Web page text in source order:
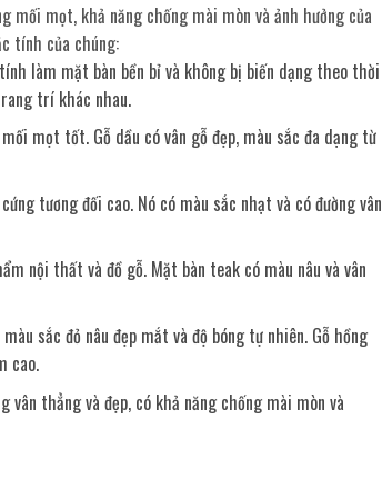
mối mọt, khả năng chống mài mòn và ảnh hưởng của
tính của chúng:
làm mặt bàn bền bỉ và không bị biến dạng theo thời
trí khác nhau.
mọt tốt. Gỗ dầu có vân gỗ đẹp, màu sắc đa dạng từ
tương đối cao. Nó có màu sắc nhạt và có đường vân
nội thất và đồ gỗ. Mặt bàn teak có màu nâu và vân
sắc đỏ nâu đẹp mắt và độ bóng tự nhiên. Gỗ hồng
cao.
vân thẳng và đẹp, có khả năng chống mài mòn và